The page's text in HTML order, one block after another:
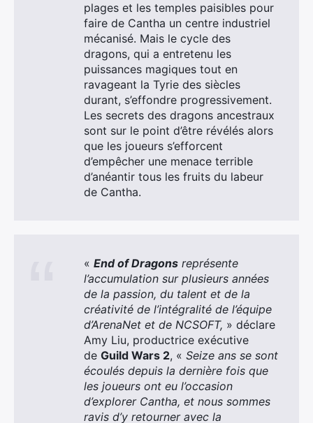
plages et les temples paisibles pour
faire de Cantha un centre industriel
mécanisé. Mais le cycle des
dragons, qui a entretenu les
puissances magiques tout en
ravageant la Tyrie des siècles
durant, s’effondre progressivement.
Les secrets des dragons ancestraux
sont sur le point d’être révélés alors
que les joueurs s’efforcent
d’empêcher une menace terrible
d’anéantir tous les fruits du labeur
de Cantha.
« End of Dragons représente
l’accumulation sur plusieurs années
de la passion, du talent et de la
créativité de l’intégralité de l’équipe
d’ArenaNet et de NCSOFT, » déclare
Amy Liu, productrice exécutive
de Guild Wars 2, « Seize ans se sont
écoulés depuis la dernière fois que
les joueurs ont eu l’occasion
d’explorer Cantha, et nous sommes
ravis d’y retourner avec la